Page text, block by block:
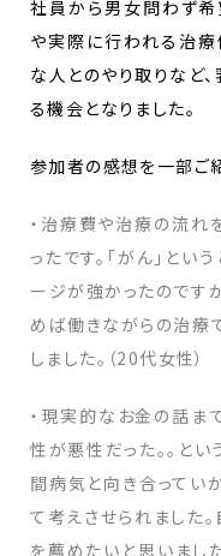
社員から男女問わず
や実際に行われる治
な人とのやり取りなど
る機会となりました。
参加者の感想を一部ご
・治療費や治療の流れ
ったです。「がん」とい
ージが強かったのです
めば働きながらの治療
しました。（20代女性）
・現実的なお金の話ま
性が悪性だった。。と
間病気と向き合ってい
て考えさせられました
を薦めたいと思いまし